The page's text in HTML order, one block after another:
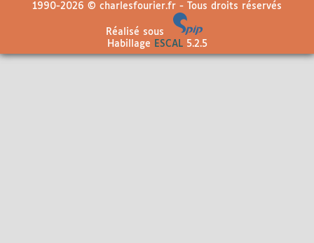
1990-2026 © charlesfourier.fr - Tous droits réservés
Réalisé sous
Habillage
ESCAL5.2.5